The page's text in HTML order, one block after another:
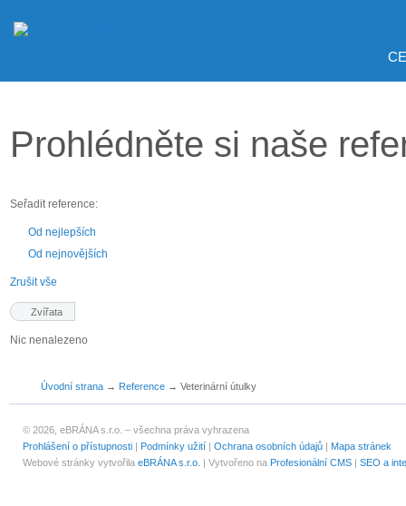
Prohlédněte si naše
Seřadit reference:
Od nejlepších
Od nejnovějších
Zrušit vše
Zvířata
Nic nenalezeno
Úvodní strana → Reference → Veterinární útulky
© 2026, eBRÁNA s.r.o. – všechna práva vyhrazena
Prohlášení o přístupnosti | Podmínky užití | Ochrana osobních údajů | Mapa stránek
Webové stránky vytvořila eBRÁNA s.r.o. | Vytvořeno na Profesionální CMS | SEO a